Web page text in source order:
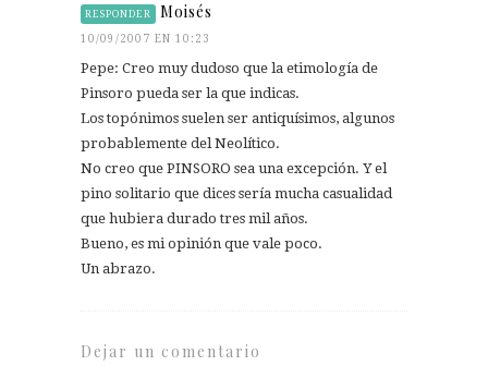
RESPONDER Moisés
10/09/2007 EN 10:23
Pepe: Creo muy dudoso que la etimología de
Pinsoro pueda ser la que indicas.
Los topónimos suelen ser antiquísimos, algunos
probablemente del Neolítico.
No creo que PINSORO sea una excepción. Y el
pino solitario que dices sería mucha casualidad
que hubiera durado tres mil años.
Bueno, es mi opinión que vale poco.
Un abrazo.
Dejar un comentario